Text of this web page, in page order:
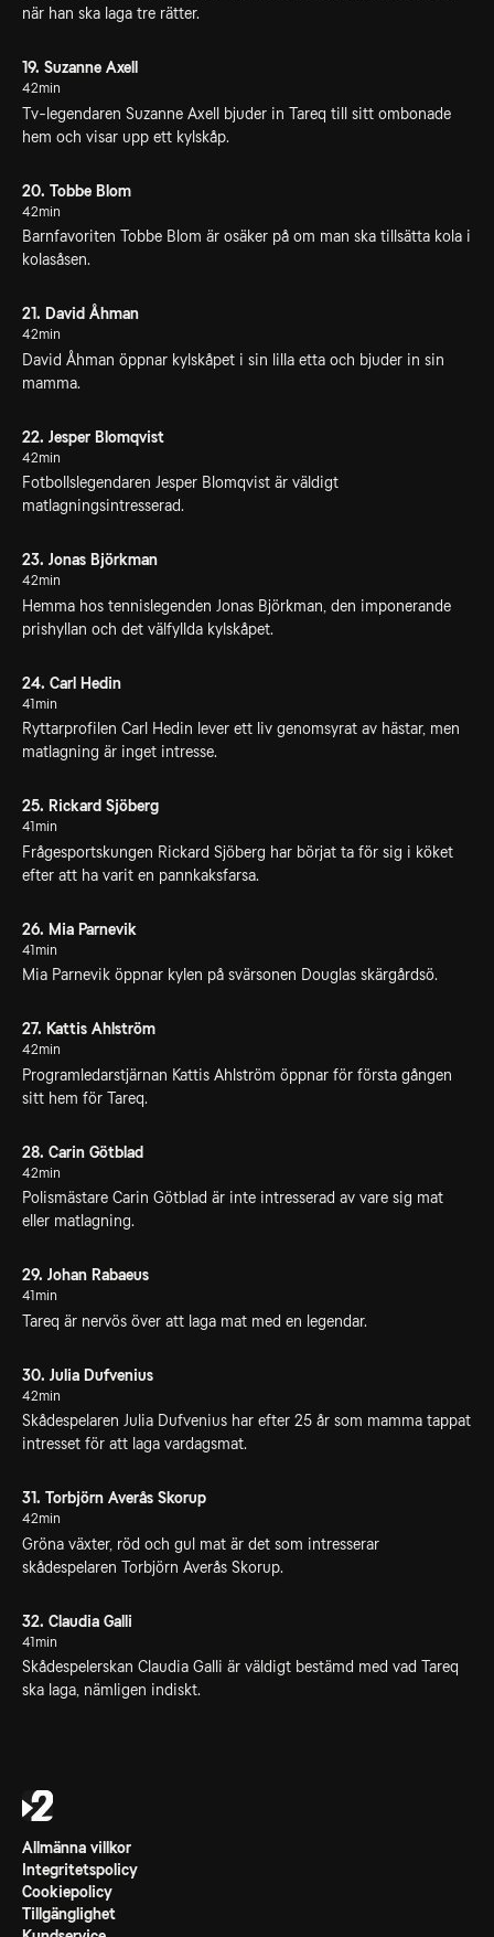
när han ska laga tre rätter.
19. Suzanne Axell
42min
Tv-legendaren Suzanne Axell bjuder in Tareq till sitt ombonade
hem och visar upp ett kylskåp.
20. Tobbe Blom
42min
Barnfavoriten Tobbe Blom är osäker på om man ska tillsätta kola i
kolasåsen.
21. David Åhman
42min
David Åhman öppnar kylskåpet i sin lilla etta och bjuder in sin
mamma.
22. Jesper Blomqvist
42min
Fotbollslegendaren Jesper Blomqvist är väldigt
matlagningsintresserad.
23. Jonas Björkman
42min
Hemma hos tennislegenden Jonas Björkman, den imponerande
prishyllan och det välfyllda kylskåpet.
24. Carl Hedin
41min
Ryttarprofilen Carl Hedin lever ett liv genomsyrat av hästar, men
matlagning är inget intresse.
25. Rickard Sjöberg
41min
Frågesportskungen Rickard Sjöberg har börjat ta för sig i köket
efter att ha varit en pannkaksfarsa.
26. Mia Parnevik
41min
Mia Parnevik öppnar kylen på svärsonen Douglas skärgårdsö.
27. Kattis Ahlström
42min
Programledarstjärnan Kattis Ahlström öppnar för första gången
sitt hem för Tareq.
28. Carin Götblad
42min
Polismästare Carin Götblad är inte intresserad av vare sig mat
eller matlagning.
29. Johan Rabaeus
41min
Tareq är nervös över att laga mat med en legendar.
30. Julia Dufvenius
42min
Skådespelaren Julia Dufvenius har efter 25 år som mamma tappat
intresset för att laga vardagsmat.
31. Torbjörn Averås Skorup
42min
Gröna växter, röd och gul mat är det som intresserar
skådespelaren Torbjörn Averås Skorup.
32. Claudia Galli
41min
Skådespelerskan Claudia Galli är väldigt bestämd med vad Tareq
ska laga, nämligen indiskt.
Allmänna villkor
Integritetspolicy
Cookiepolicy
Tillgänglighet